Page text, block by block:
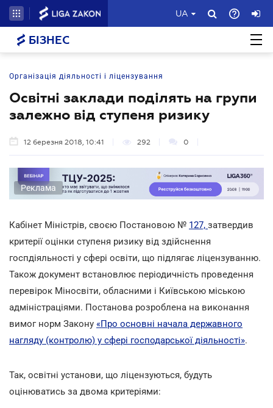
UA
БІЗНЕС
Організація діяльності і ліцензування
Освітні заклади поділять на групи
залежно від ступеня ризику
12 березня 2018, 10:41 292 0
Реклама
Кабінет Міністрів, своєю Постановою № 127, затвердив
критерії оцінки ступеня ризику від здійснення
госпдіяльності у сфері освіти, що підлягає ліцензуванню.
Також документ встановлює періодичність проведення
перевірок Міносвіти, обласними і Київською міською
адміністраціями. Постанова розроблена на виконання
вимог норм Закону «Про основні начала державного
нагляду (контролю) у сфері господарської діяльності».
Так, освітні установи, що ліцензуються, будуть
оцінюватись за двома критеріями: